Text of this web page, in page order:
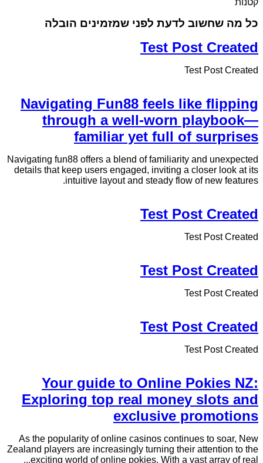
קטנות
כל מה שחשוב לדעת לפני שמזמינים הובלה
Test Post Created
Test Post Created
Navigating Fun88 feels like flipping
through a well-worn playbook—
familiar yet full of surprises
Navigating fun88 offers a blend of familiarity and unexpected
details that keep users engaged, inviting a closer look at its
intuitive layout and steady flow of new features.
Test Post Created
Test Post Created
Test Post Created
Test Post Created
Test Post Created
Test Post Created
Your guide to Online Pokies NZ:
Exploring top real money slots and
exclusive promotions
As the popularity of online casinos continues to soar, New
Zealand players are increasingly turning their attention to the
exciting world of online pokies. With a vast array of real...